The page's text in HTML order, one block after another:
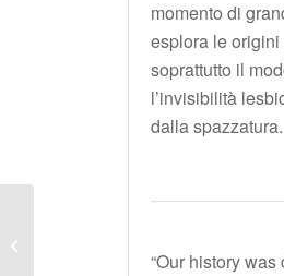
momento di
esplora le
soprattutto il
l’invisibilità
dalla spazzatura.
“Our history